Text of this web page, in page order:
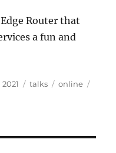
Router that
a fun and
2021 Categories
talks Tags
online